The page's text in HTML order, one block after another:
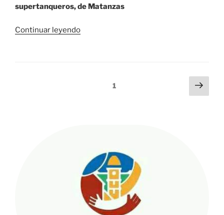
supertanqueros, de Matanzas
Continuar leyendo«Confirman
Matanzas»
Página1